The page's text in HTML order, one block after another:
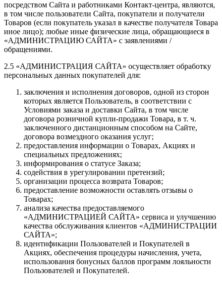
посредством Сайта и работниками Контакт-центра, являются,
в том числе пользователи Сайта, покупатели и получатели
Товаров (если покупатель указал в качестве получателя Товара
иное лицо); любые иные физические лица, обращающиеся в
«АДМИНИСТРАЦИЮ САЙТА» с заявлениями /
обращениями.
2.5 «АДМИНИСТРАЦИЯ САЙТА» осуществляет обработку
персональных данных покупателей для:
заключения и исполнения договоров, одной из сторон
которых является Пользователь, в соответствии с
Условиями заказа и доставки Сайта, в том числе
договора розничной купли-продажи Товара, в т. ч.
заключенного дистанционным способом на Сайте,
договора возмездного оказания услуг;
предоставления информации о Товарах, Акциях и
специальных предложениях;
информирования о статусе Заказа;
содействия в урегулировании претензий;
организации процесса возврата Товаров;
предоставление возможности оставлять отзывы о
Товарах;
анализа качества предоставляемого
«АДМИНИСТРАЦИЕЙ САЙТА» сервиса и улучшению
качества обслуживания клиентов «АДМИНИСТРАЦИИ
САЙТА»;
идентификации Пользователей и Покупателей в
Акциях, обеспечения процедуры начисления, учета,
использования бонусных баллов программ лояльности
Пользователей и Покупателей.